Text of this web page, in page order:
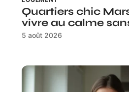
Quartiers chic
vivre au calme
5 août 2026